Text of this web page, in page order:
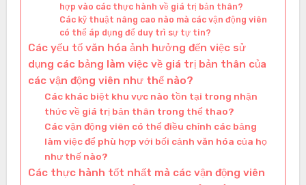
hợp vào các thực hành về giá trị bản thân?
Các kỹ thuật nâng cao nào mà các vận động viên
có thể áp dụng để duy trì sự tự tin?
Các yếu tố văn hóa ảnh hưởng đến việc sử
dụng các bảng làm việc về giá trị bản thân của
các vận động viên như thế nào?
Các khác biệt khu vực nào tồn tại trong nhận
thức về giá trị bản thân trong thể thao?
Các vận động viên có thể điều chỉnh các bảng
làm việc để phù hợp với bối cảnh văn hóa của họ
như thế nào?
Các thực hành tốt nhất mà các vận động viên